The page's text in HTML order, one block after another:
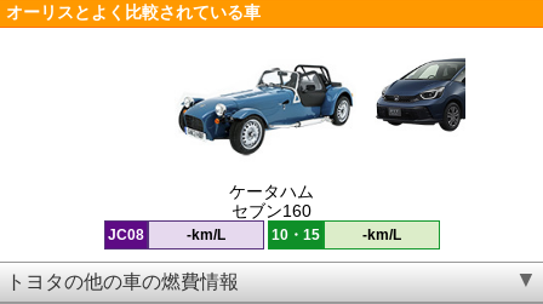
オーリスとよく比較されている車
ケータハム
セブン160
JC08 -km/L 10・15 -km/L
トヨタの他の車の燃費情報